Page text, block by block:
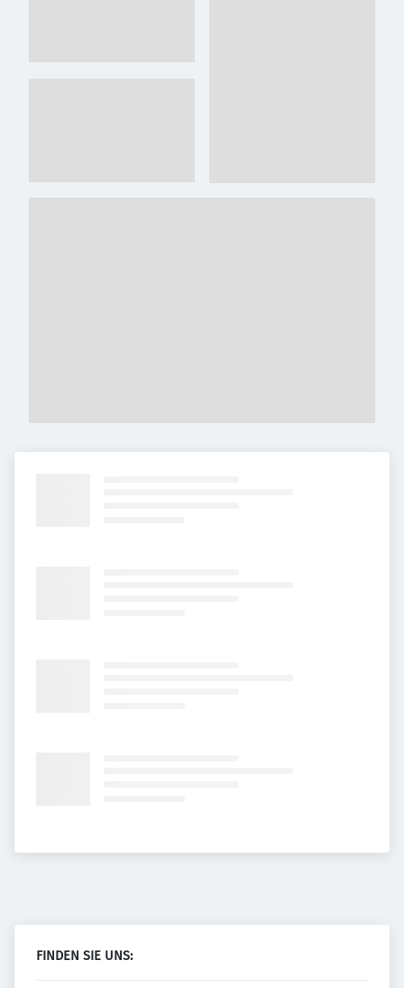
FINDEN SIE UNS: